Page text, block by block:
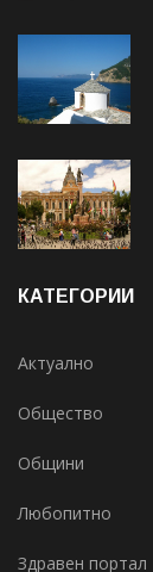
КАТЕГОРИИ
Актуално
Общество
Общини
Любопитно
Здравен портал